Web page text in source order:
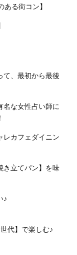
る街コン】
て、最初から最後
な女性占い師に
カフェダイニン
き立てパン】を味
♪
代】で楽しむ♪